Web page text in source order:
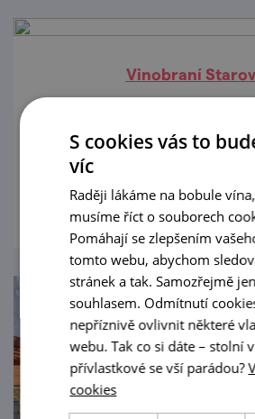
Vinobraní
Zarážení hory
S cookies vás to
víc
Raději lákáme na bobule
musíme říct o souborech
Pomáhají se zlepšením
tomto webu, abychom
stránek a tak. Samozřejmě
souhlasem. Odmítnutí
nepříznivě ovlivnit některé
webu. Tak co si dáte – stolní
přívlastkové se vší parádou?
cookies